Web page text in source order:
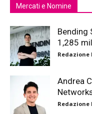
Mercati e Nomine
Bending
1,285
Redazione
Andrea
Redazione